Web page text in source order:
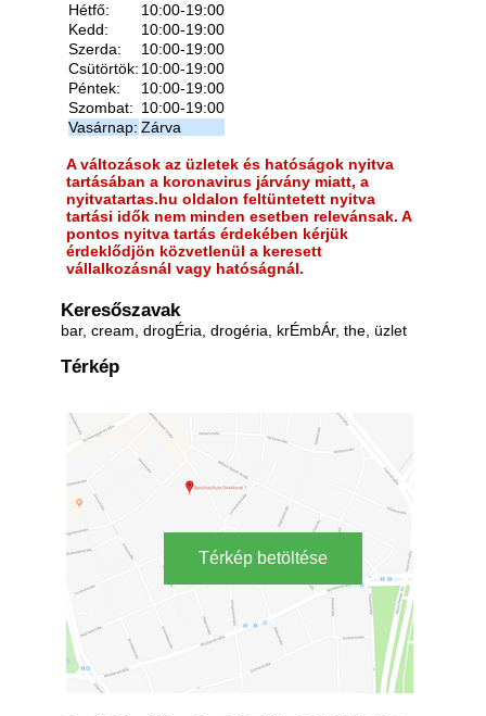
Hétfő:
10:00-19:00
Kedd:
10:00-19:00
Szerda:
10:00-19:00
Csütörtök: 10:00-19:00
Péntek:
10:00-19:00
Szombat: 10:00-19:00
Vasárnap: Zárva
A változások az üzletek és hatóságok nyitva
tartásában a koronavirus járvány miatt, a
nyitvatartas.hu oldalon feltüntetett nyitva
tartási idők nem minden esetben relevánsak. A
pontos nyitva tartás érdekében kérjük
érdeklődjön közvetlenül a keresett
vállalkozásnál vagy hatóságnál.
Keresőszavak
bar, cream, drogÉria, drogéria, krÉmbÁr, the, üzlet
Térkép
Térkép betöltése